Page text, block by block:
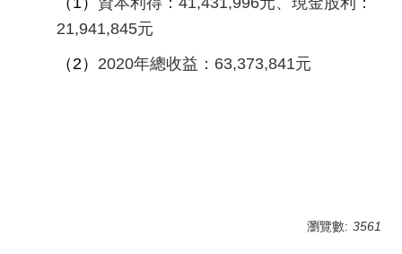
21,941,845元
（2） 2020年總收益：63,373,841元
瀏覽數: 3561